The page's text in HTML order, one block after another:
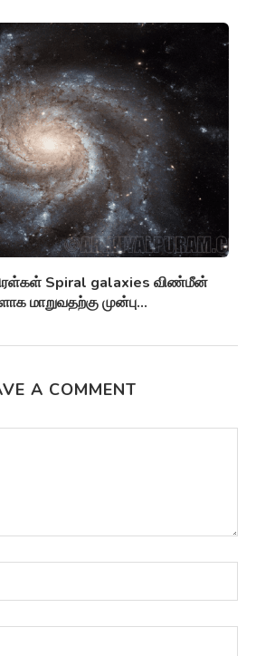
Spiral galaxies விண்மீன்
மாறுவதற்கு முன்பு...
A COMMENT